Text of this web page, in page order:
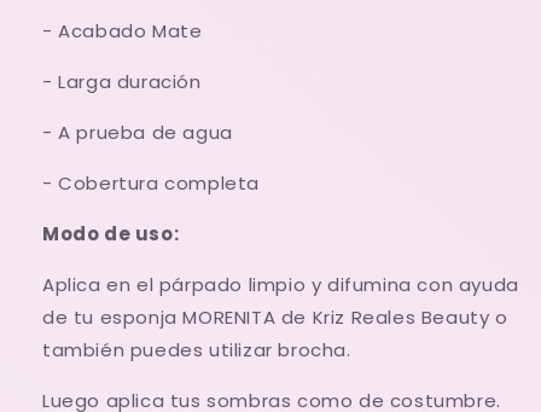
- Acabado Mate
- Larga duración
- A prueba de agua
- Cobertura completa
Modo de uso:
Aplica en el párpado limpio y difumina con ayuda
de tu esponja MORENITA de Kriz Reales Beauty o
también puedes utilizar brocha.
Luego aplica tus sombras como de costumbre.